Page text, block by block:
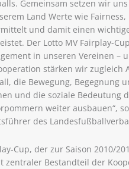
Gemeinsam setzen wir
Land Werte wie Fairness,
und damit einen
Der Lotto MV Fairplay-
in unseren Vereinen –
stärken wir zugleich
die Bewegung, Begegnung
und die soziale Bedeutung
weiter ausbauen“,
des
Cup, der zur Saison 2010/
zentraler Bestandteil der